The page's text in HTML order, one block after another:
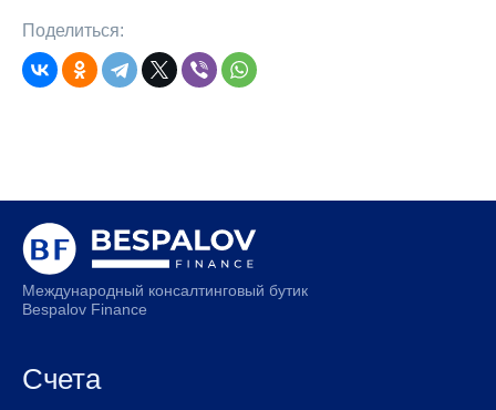
Поделиться:
Счета
Международный консалтинговый бутик
Bespalov Finance